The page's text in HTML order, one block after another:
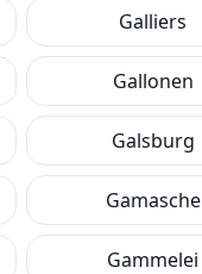
Galliers
Gallonen
Galsburg
Gamasche
Gammelei